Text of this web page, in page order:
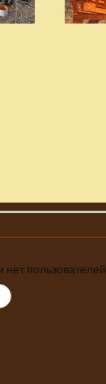
нет пользователей